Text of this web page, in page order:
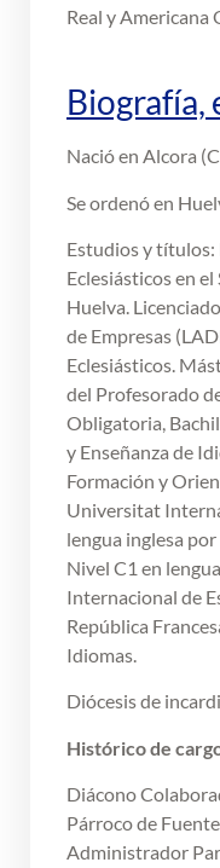
Real y Americana
Biografía,
Nació en Alcora
Se ordenó en
Estudios y
Eclesiásticos en
Huelva.
de Empresas
Eclesiásticos.
del Profesorado
Obligatoria,
y Enseñanza de
Formación y
Universitat
lengua inglesa
Nivel C1 en
Internacional de
República
Idiomas.
Diócesis de
Histórico de
Diácono
Párroco de
Administrador